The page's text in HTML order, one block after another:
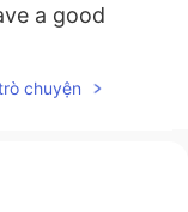
a good
2020.12.12 01:46
chuyện